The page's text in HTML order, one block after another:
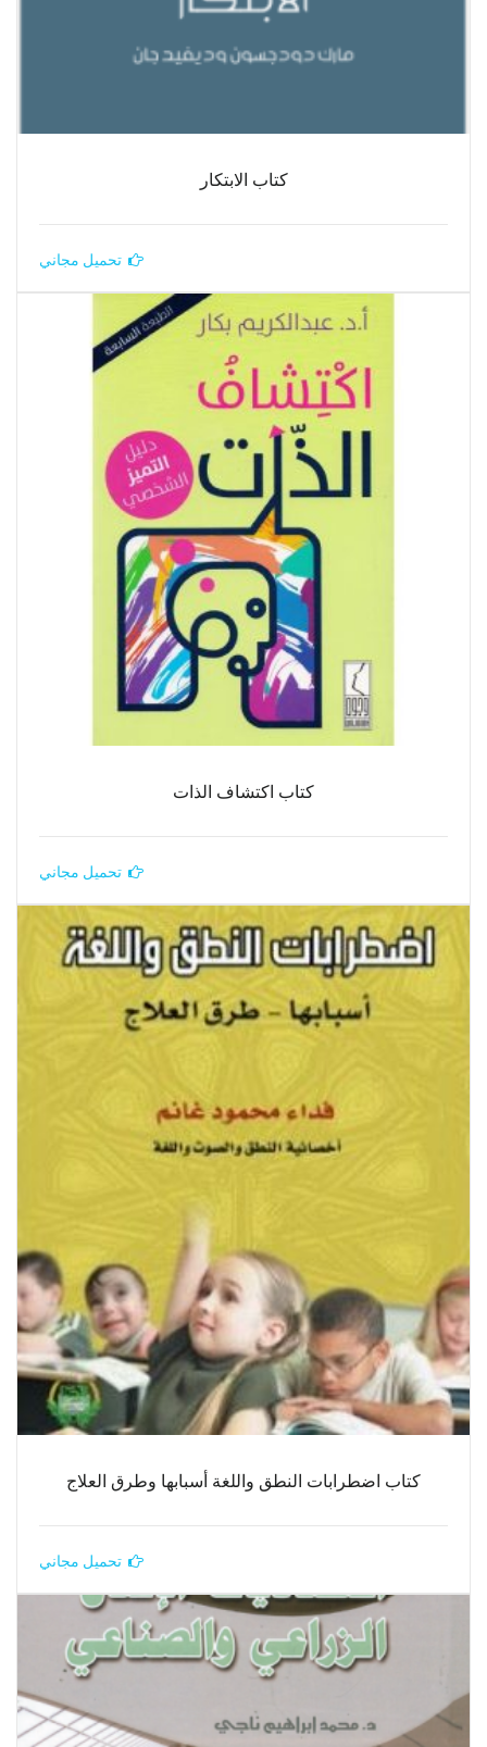
كتاب الابتكار
تحميل مجاني
كتاب اكتشاف الذات
تحميل مجاني
كتاب اضطرابات النطق واللغة أسبابها وطرق العلاج
تحميل مجاني